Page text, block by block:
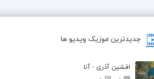
جدیدترین موزیک ویدیو ها
افشین آذری - آنا